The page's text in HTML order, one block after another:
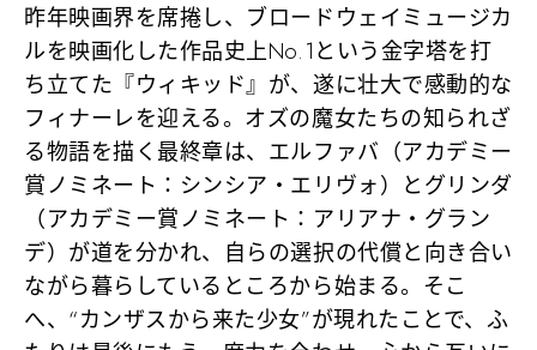
昨年映画界を席捲し、ブロードウェイミュージカ
ルを映画化した作品史上No.1という金字塔を打
ち立てた『ウィキッド』が、遂に壮大で感動的な
フィナーレを迎える。オズの魔女たちの知られざ
る物語を描く最終章は、エルファバ（アカデミー
賞ノミネート：シンシア・エリヴォ）とグリンダ
（アカデミー賞ノミネート：アリアナ・グラン
デ）が道を分かれ、自らの選択の代償と向き合い
ながら暮らしているところから始まる。そこ
へ、“カンザスから来た少女”が現れたことで、ふ